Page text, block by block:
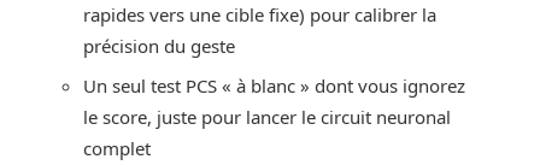
rapides vers une cible fixe) pour calibrer la
précision du geste
Un seul test PCS « à blanc » dont vous ignorez
le score, juste pour lancer le circuit neuronal
complet